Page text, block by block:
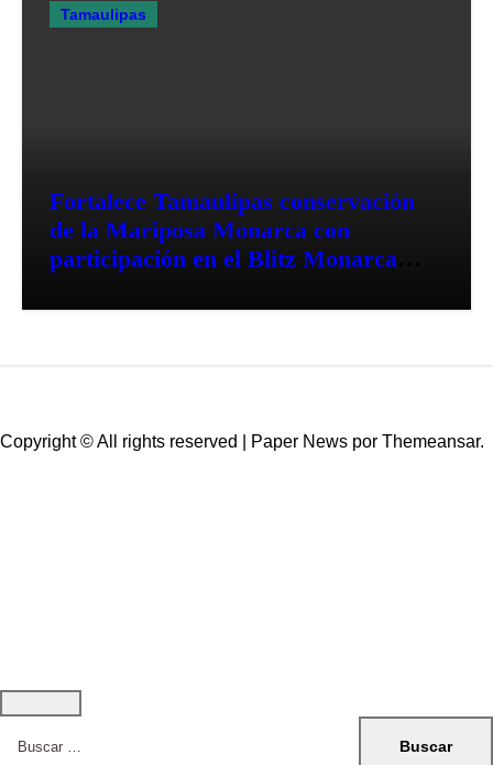
Tamaulipas
Fortalece Tamaulipas conservación
de la Mariposa Monarca con
participación en el Blitz Monarca
Copyright © All rights reserved Paper News por Themeansar.